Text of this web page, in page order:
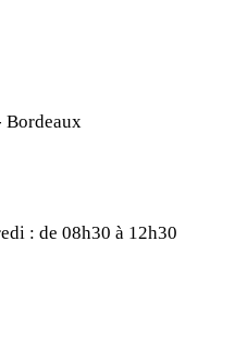
Bordeaux
: de 08h30 à 12h30